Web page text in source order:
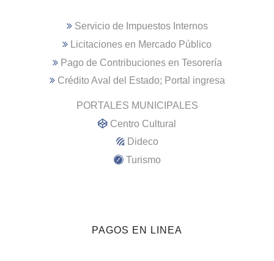
Servicio de Impuestos Internos
Licitaciones en Mercado Público
Pago de Contribuciones en Tesorería
Crédito Aval del Estado; Portal ingresa
PORTALES MUNICIPALES
Centro Cultural
Dideco
Turismo
PAGOS EN LINEA